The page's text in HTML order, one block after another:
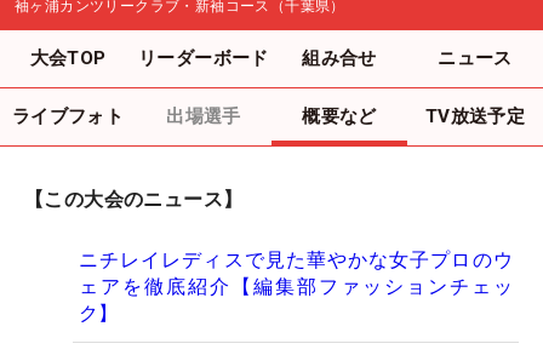
袖ヶ浦カンツリークラブ・新袖コース（千葉県）
大会TOP リーダーボード 組み合せ ニュース
ライブフォト 出場選手 概要など TV放送予定
【この大会のニュース】
ニチレイレディスで見た華やかな女子プロのウ
ェアを徹底紹介【編集部ファッションチェッ
ク】